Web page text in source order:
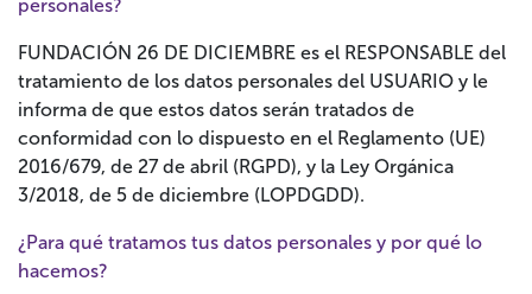
personales?
FUNDACIÓN 26 DE DICIEMBRE es el RESPONSABLE del
tratamiento de los datos personales del USUARIO y le
informa de que estos datos serán tratados de
conformidad con lo dispuesto en el Reglamento (UE)
2016/679, de 27 de abril (RGPD), y la Ley Orgánica
3/2018, de 5 de diciembre (LOPDGDD).
¿Para qué tratamos tus datos personales y por qué lo
hacemos?